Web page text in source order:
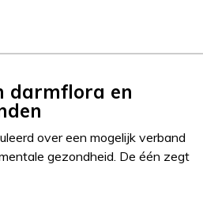
darmflora en
over een mogelijk verband
gezondheid. De één zegt